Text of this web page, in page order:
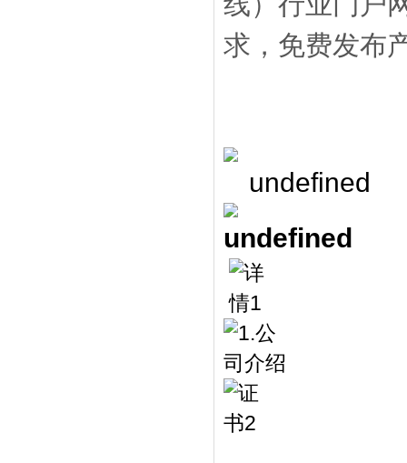
求，免费发布